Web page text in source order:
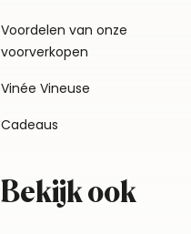
Voordelen van onze
voorverkopen
Vinée Vineuse
Cadeaus
Bekijk ook